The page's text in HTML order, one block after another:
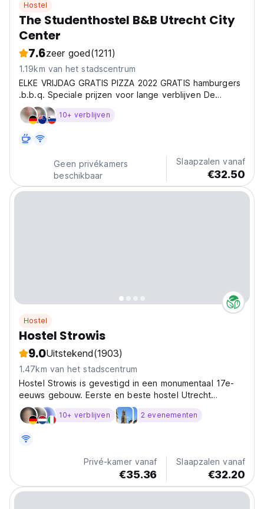
Hostel
The Studenthostel B&B Utrecht City
Center
7.6zeer goed(1211)
1.19km van het stadscentrum
ELKE VRIJDAG GRATIS PIZZA 2022 GRATIS hamburgers
.b.b.q. Speciale prijzen voor lange verblijven De
Studenthostel
10+ verblijven
Geen privékamers
beschikbaar
Slaapzalen vanaf
€32.50
Hostel
Hostel Strowis
9.0Uitstekend(1903)
1.47km van het stadscentrum
Hostel Strowis is gevestigd in een monumentaal 17e-
eeuws gebouw. Eerste en beste hostel Utrecht
(opgericht 1998) ou
10+ verblijven 2 evenementen
Privé-kamer vanaf
€35.36
Slaapzalen vanaf
€32.20